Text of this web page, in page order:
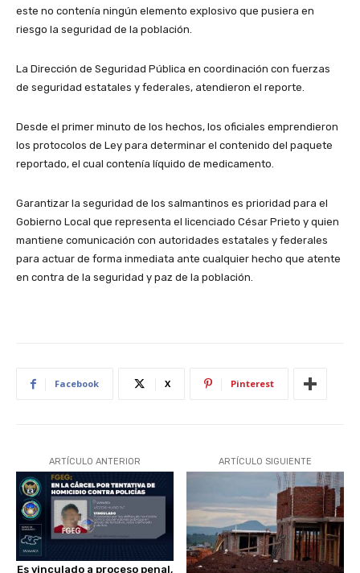
este no contenía ningún elemento explosivo que pusiera en
riesgo la seguridad de la población.
La Dirección de Seguridad Pública en coordinación con fuerzas
de seguridad estatales y federales, atendieron el reporte.
Desde el primer minuto de los hechos, los oficiales emprendieron
los protocolos de Ley para determinar el contenido del paquete
reportado, el cual contenía líquido de medicamento.
Garantizar la seguridad de los salmantinos es prioridad para el
Gobierno Local que representa el licenciado César Prieto y quien
mantiene comunicación con autoridades estatales y federales
para actuar de forma inmediata ante cualquier hecho que atente
en contra de la seguridad y paz de la población.
Facebook X Pinterest
ARTÍCULO ANTERIOR
Es vinculado a proceso penal,
ARTÍCULO SIGUIENTE